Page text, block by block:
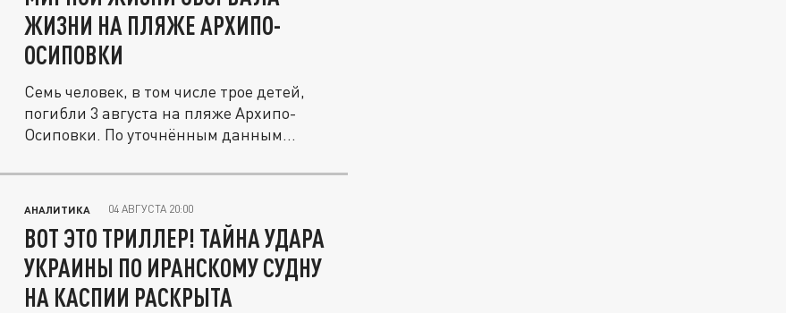
ЖИЗНИ НА ПЛЯЖЕ АРХИПО-
ОСИПОВКИ
Семь человек, в том числе трое детей,
погибли 3 августа на пляже Архипо-
Осиповки. По уточнённым данным...
АНАЛИТИКА 04 АВГУСТА 20:00
ВОТ ЭТО ТРИЛЛЕР! ТАЙНА УДАРА
УКРАИНЫ ПО ИРАНСКОМУ СУДНУ
НА КАСПИИ РАСКРЫТА